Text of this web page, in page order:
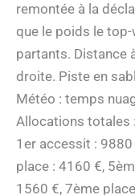
remontée à la
que le poids le
partants. Distance
droite. Piste en
Météo : temps
Allocations totales
1er accessit :
place : 4160 €,
1560 €, 7ème